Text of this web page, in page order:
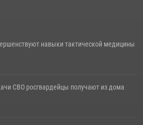
навыки тактической медицины
СВО росгвардейцы получают из дома